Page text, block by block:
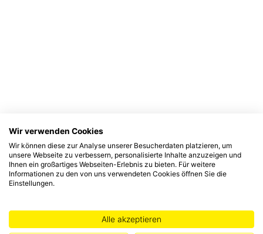
Wir verwenden Cookies
Wir können diese zur Analyse unserer Besucherdaten platzieren, um
unsere Webseite zu verbessern, personalisierte Inhalte anzuzeigen und
Ihnen ein großartiges Webseiten-Erlebnis zu bieten. Für weitere
Informationen zu den von uns verwendeten Cookies öffnen Sie die
Einstellungen.
Alle akzeptieren